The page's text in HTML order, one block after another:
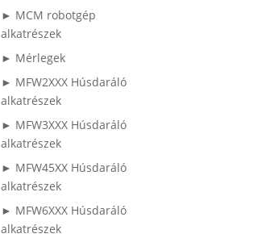
► MCM robotgép
alkatrészek
► Mérlegek
► MFW2XXX Húsdaráló
alkatrészek
► MFW3XXX Húsdaráló
alkatrészek
► MFW45XX Húsdaráló
alkatrészek
► MFW6XXX Húsdaráló
alkatrészek